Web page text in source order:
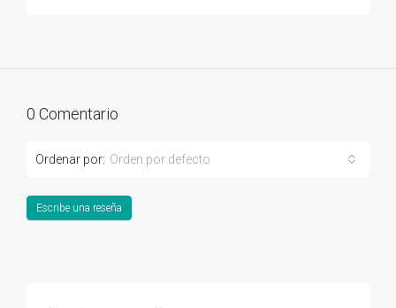
0 Comentario
Ordenar por: Orden por defecto
Escribe una reseña